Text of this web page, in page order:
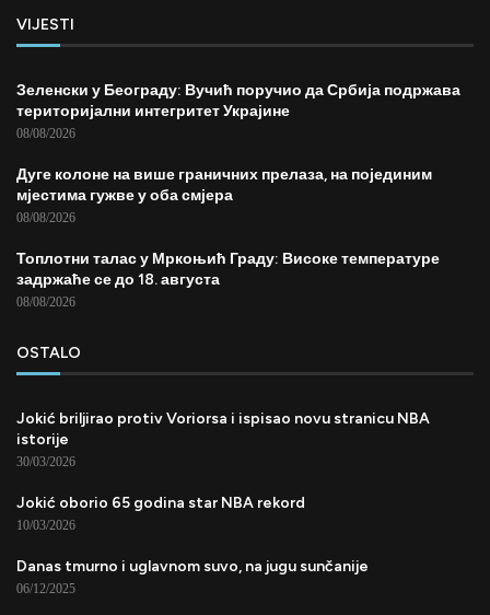
VIJESTI
Зеленски у Београду: Вучић поручио да Србија подржава
територијални интегритет Украјине
08/08/2026
Дуге колоне на више граничних прелаза, на појединим
мјестима гужве у оба смјера
08/08/2026
Топлотни талас у Мркоњић Граду: Високе температуре
задржаће се до 18. августа
08/08/2026
OSTALO
Jokić briljirao protiv Voriorsa i ispisao novu stranicu NBA
istorije
30/03/2026
Jokić oborio 65 godina star NBA rekord
10/03/2026
Danas tmurno i uglavnom suvo, na jugu sunčanije
06/12/2025